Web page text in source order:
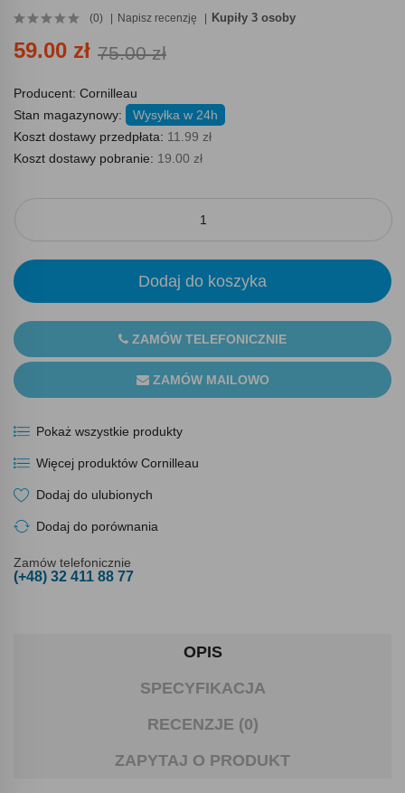
(0) Napisz recenzję Kupiły 3 osoby
59.00 zł 75.00 zł
Producent: Cornilleau
Stan magazynowy:
Wysyłka w 24h
Koszt dostawy przedpłata: 11.99 zł
Koszt dostawy pobranie: 19.00 zł
Dodaj do koszyka
ZAMÓW TELEFONICZNIE
ZAMÓW MAILOWO
Pokaż wszystkie produkty
Więcej produktów Cornilleau
Dodaj do ulubionych
Dodaj do porównania
Zamów telefonicznie
(+48) 32 411 88 77
OPIS
SPECYFIKACJA
RECENZJE (0)
ZAPYTAJ O PRODUKT